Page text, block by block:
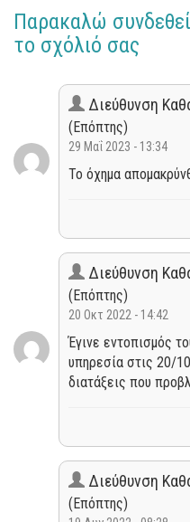
Παρακαλώ
το σχόλιό σας
Διεύθυνση
(Επόπτης)
29 Μαΐ 2023 - 13:34
Το όχημα
Διεύθυνση
(Επόπτης)
20 Οκτ 2022 - 14:42
Έγινε εντοπισμός
υπηρεσία στις 20/
διατάξεις που
Διεύθυνση
(Επόπτης)